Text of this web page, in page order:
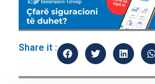
Share it :